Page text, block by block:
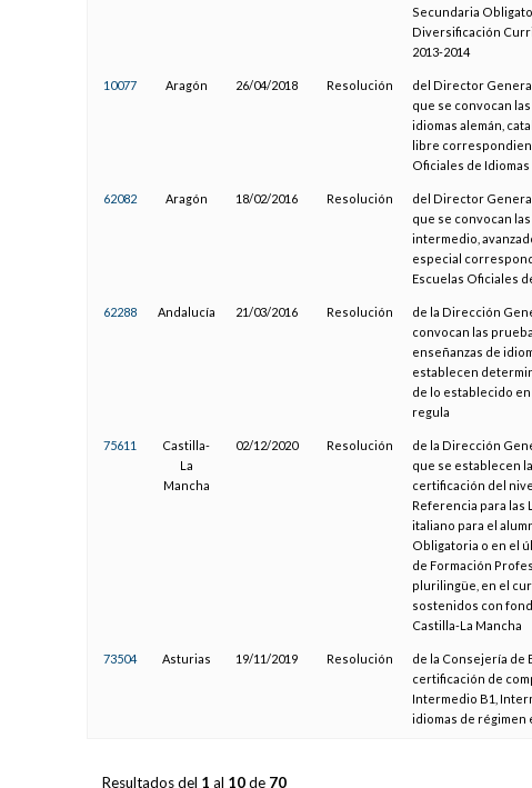
Secundaria
Diversificación
2013-2014
10077 Aragón 26/04/2018 Resolución
del Director
que se convocan
idiomas alemán,
libre
Oficiales de
62082 Aragón 18/02/2016 Resolución
del Director
que se convocan
intermedio,
especial
Escuelas Oficiales
62288 Andalucía 21/03/2016 Resolución
de la Dirección
convocan las
enseñanzas de
establecen
de lo establecido
regula
75611
Castilla-
La
Mancha
02/12/2020 Resolución
de la Dirección
que se establecen
certificación del
Referencia para las
italiano para el
Obligatoria o en el
de Formación
plurilingüe, en el
sostenidos con
Castilla-La Mancha
73504 Asturias 19/11/2019 Resolución
de la Consejería de
certificación de
Intermedio B1,
idiomas de régimen
Resultados del 1 al 10de 70